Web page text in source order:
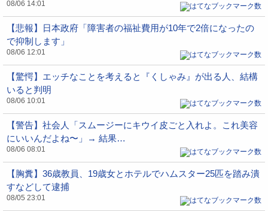
08/06 14:01
【悲報】日本政府「障害者の福祉費用が10年で2倍になったの
で抑制します」
08/06 12:01
【驚愕】エッチなことを考えると『くしゃみ』が出る人、結構
いると判明
08/06 10:01
【警告】社会人「スムージーにキウイ皮ごと入れよ。これ美容
にいいんだよね〜」→ 結果…
08/06 08:01
【胸糞】36歳教員、19歳女とホテルでハムスター25匹を踏み潰
すなどして逮捕
08/05 23:01